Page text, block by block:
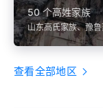
50 个高姓家族
山东高氏家族、豫
族、山东淄博淄川
查看全部地区